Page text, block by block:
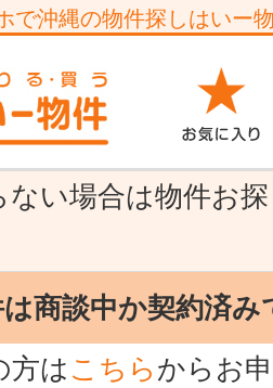
で沖縄の物件探しはいー
ない場合は物件お
商談中か契約済み
方は こちら からお